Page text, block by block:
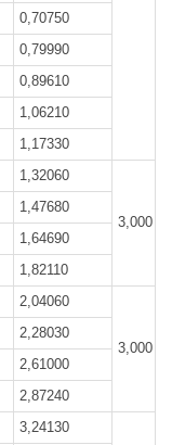
0,70750
0,79990
0,89610
1,06210
1,17330
1,32060
3,000
1,47680
1,64690
1,82110
2,04060
3,000
2,28030
2,61000
2,87240
3,24130